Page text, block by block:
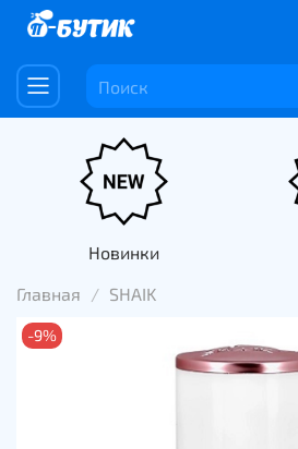
Новинки
Главная
SHAIK
-9%